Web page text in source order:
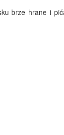
brze hrane i